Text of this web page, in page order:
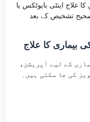
علاج اینٹی بایوٹکس یا
صحیح تشخیص کے بعد
کے لیے آپریشن،
کی جا سکتی ہیں۔